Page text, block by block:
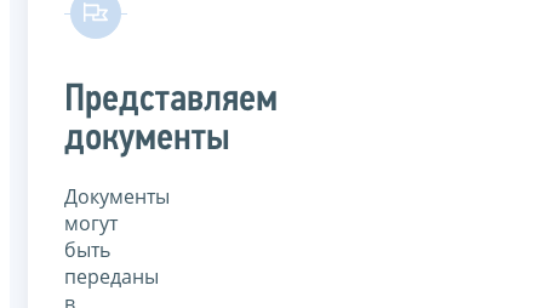
Представляем
документы
Документы
могут
быть
переданы